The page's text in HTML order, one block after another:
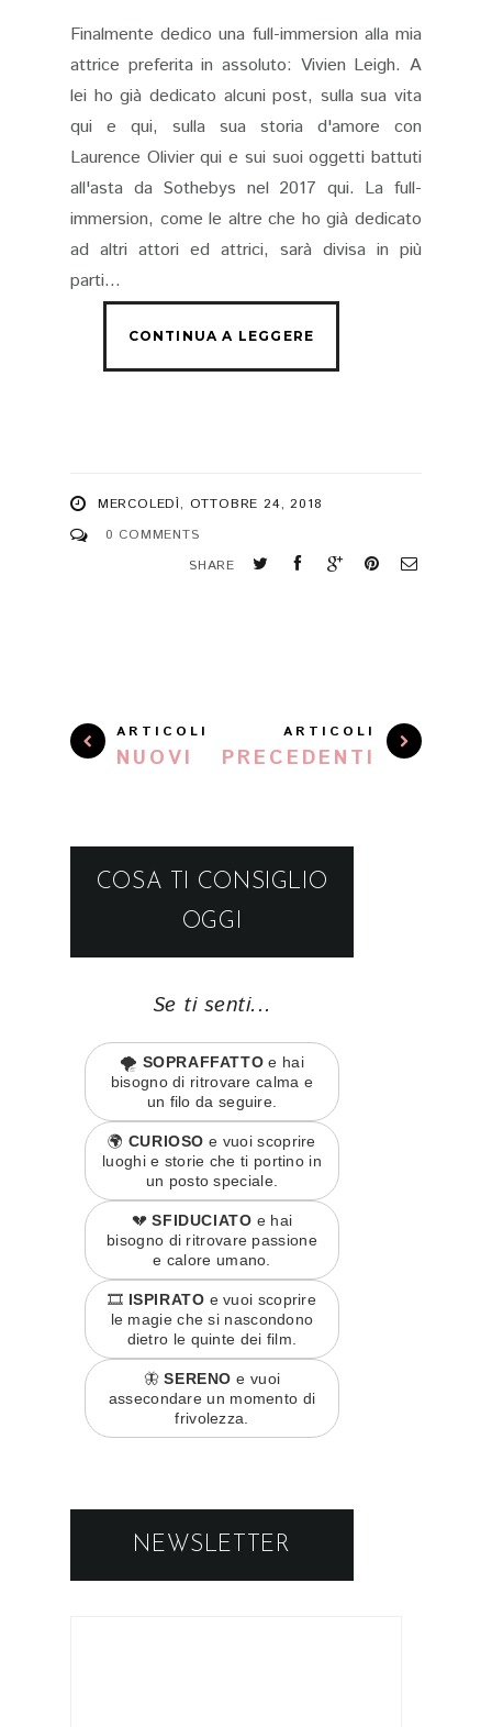
Finalmente dedico una full-immersion alla mia
attrice preferita in assoluto: Vivien Leigh. A
lei ho già dedicato alcuni post, sulla sua vita
qui e qui, sulla sua storia d'amore con
Laurence Olivier qui e sui suoi oggetti battuti
all'asta da Sothebys nel 2017 qui. La full-
immersion, come le altre che ho già dedicato
ad altri attori ed attrici, sarà divisa in più
parti...
MERCOLEDÌ, OTTOBRE 24, 2018
0 COMMENTS
SHARE
ARTICOLI
NUOVI
ARTICOLI
PRECEDENTI
COSA TI CONSIGLIO
OGGI
Se ti senti...
🌪️ SOPRAFFATTO e hai
bisogno di ritrovare calma e
un filo da seguire.
🌍 CURIOSO e vuoi scoprire
luoghi e storie che ti portino in
un posto speciale.
💔SFIDUCIATO e hai
bisogno di ritrovare passione
e calore umano.
🎞️ ISPIRATO e vuoi scoprire
le magie che si nascondono
dietro le quinte dei film.
🦋SERENO e vuoi
assecondare un momento di
frivolezza.
NEWSLETTER